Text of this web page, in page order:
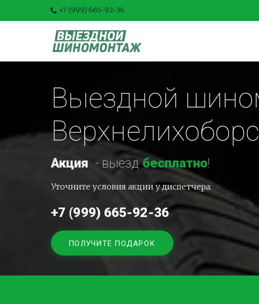
+7 (999) 665-92-36
Выездной
Акция - выезд бесплатно!
Уточните условия акции у диспетчера:
+7 (999) 665-92-36
ПОЛУЧИТЕ ПОДАРОК